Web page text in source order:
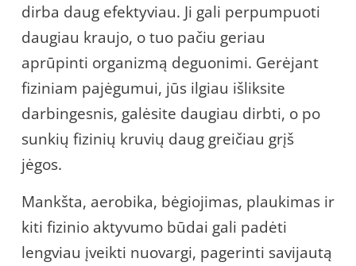
dirba daug efektyviau. Ji gali perpumpuoti
daugiau kraujo, o tuo pačiu geriau
aprūpinti organizmą deguonimi. Gerėjant
fiziniam pajėgumui, jūs ilgiau išliksite
darbingesnis, galėsite daugiau dirbti, o po
sunkių fizinių kruvių daug greičiau grįš
jėgos.
Mankšta, aerobika, bėgiojimas, plaukimas ir
kiti fizinio aktyvumo būdai gali padėti
lengviau įveikti nuovargi, pagerinti savijautą